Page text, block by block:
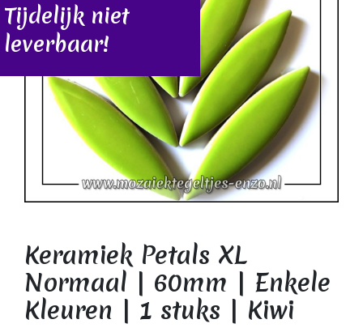
Tijdelijk niet
leverbaar!
Keramiek Petals XL
Normaal | 60mm | Enkele
Kleuren | 1 stuks | Kiwi